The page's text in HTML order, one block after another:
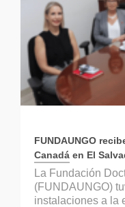
FUNDAUNGO
Canadá en El
La Fundación
(FUNDAUNGO)
instalaciones a la